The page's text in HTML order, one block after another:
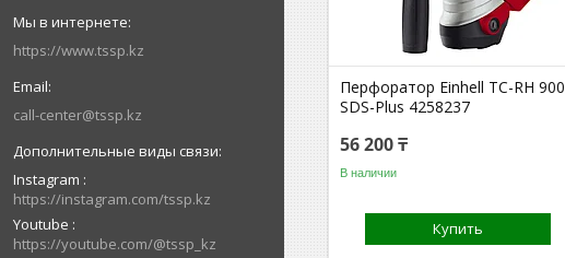
https://www.tssp.kz
call-center@tssp.kz
Instagram
https://instagram.com/tssp.kz
Youtube
https://youtube.com/@tssp_kz
Перфоратор Einhell TC-RH 900
SDS-Plus 4258237
56 200 ₸
В наличии
Купить